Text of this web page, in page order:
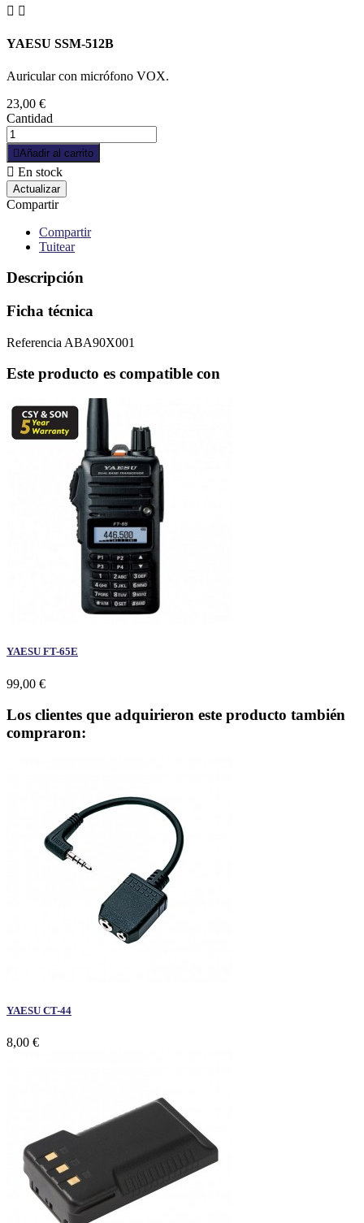
 
YAESU SSM-512B
Auricular con micrófono VOX.
23,00 €
Cantidad
Añadir al carrito
 En stock
Compartir
Compartir
Tuitear
Descripción
Ficha técnica
Referencia ABA90X001
Este producto es compatible con
YAESU FT-65E
99,00 €
Los clientes que adquirieron este producto también
compraron:
YAESU CT-44
8,00 €